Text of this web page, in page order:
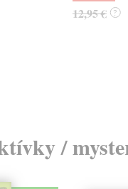
12,95 € ?
/